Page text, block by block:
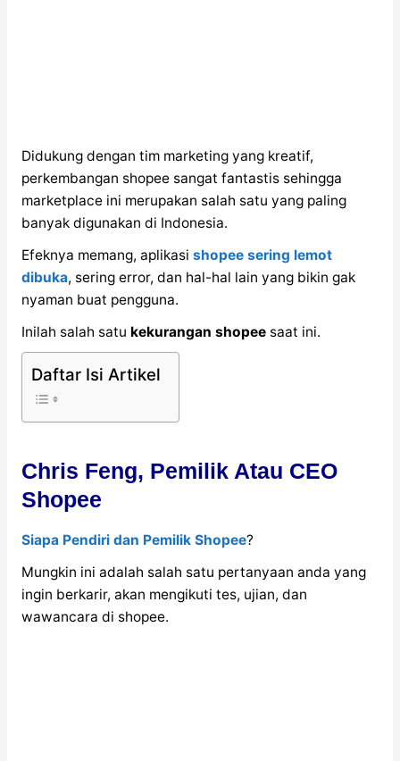
Didukung dengan tim marketing yang kreatif,
perkembangan shopee sangat fantastis sehingga
marketplace ini merupakan salah satu yang paling
banyak digunakan di Indonesia.
Efeknya memang, aplikasi shopee sering lemot
dibuka, sering error, dan hal-hal lain yang bikin gak
nyaman buat pengguna.
Inilah salah satu kekurangan shopeesaat ini.
Daftar Isi Artikel
Chris Feng, Pemilik Atau CEO
Shopee
Siapa Pendiri dan Pemilik Shopee?
Mungkin ini adalah salah satu pertanyaan anda yang
ingin berkarir, akan mengikuti tes, ujian, dan
wawancara di shopee.